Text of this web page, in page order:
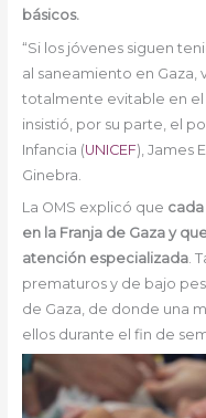
básicos.
“Si los jóvenes siguen
al saneamiento en
totalmente evitable en el
insistió, por su parte, el
Infancia (UNICEF), James
Ginebra.
La OMS explicó que
en la Franja de Gaza y
atención especializada.
prematuros y de bajo
de Gaza, de donde una
ellos durante el fin de